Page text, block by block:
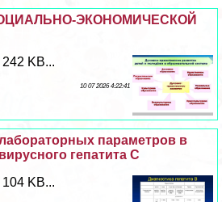
ЭКОНОМИЧЕСКОЙ
KB...
10 07 2026 4:22:41
параметров в
гепатита С
KB...